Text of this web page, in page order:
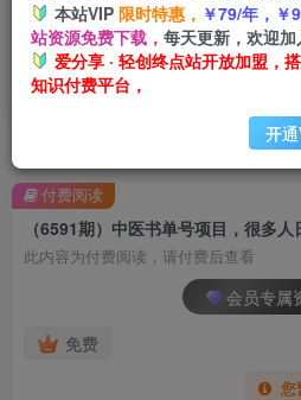
此内容为付费阅读，请付费后查看
会员专属
免费
您
付费阅读
本站VIP 限时特惠， ￥79/年，￥
站资源免费下载， 每天更新，欢迎加
爱分享 · 轻创终点站开放加盟，
知识付费平台，
开